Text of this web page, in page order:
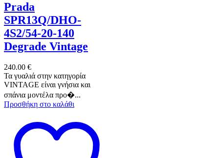
Prada
SPR13Q/DHO-
4S2/54-20-140
Degrade Vintage
240.00 €
Τα γυαλιά στην κατηγορία
VINTAGE είναι γνήσια και
σπάνια μοντέλα προ�...
Προσθήκη στο καλάθι